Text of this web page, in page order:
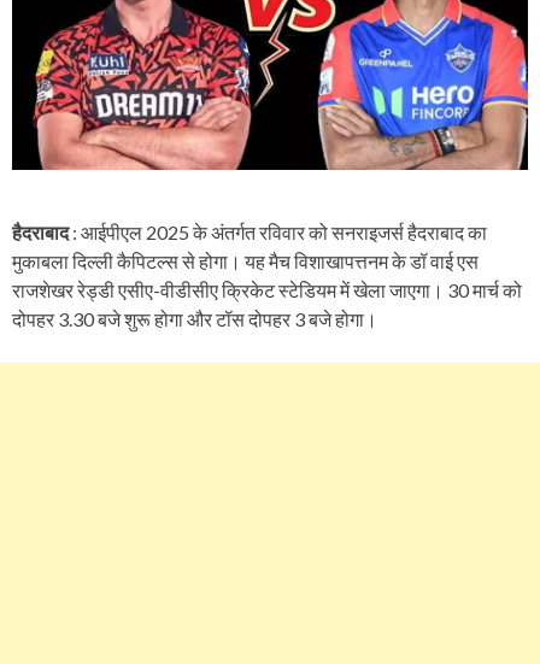
हैदराबाद: आईपीएल 2025 के अंतर्गत रविवार को सनराइजर्स हैदराबाद का
मुकाबला दिल्ली कैपिटल्स से होगा। यह मैच विशाखापत्तनम के डॉ वाई एस
राजशेखर रेड्डी एसीए-वीडीसीए क्रिकेट स्टेडियम में खेला जाएगा। 30 मार्च को
दोपहर 3.30 बजे शुरू होगा और टॉस दोपहर 3 बजे होगा।